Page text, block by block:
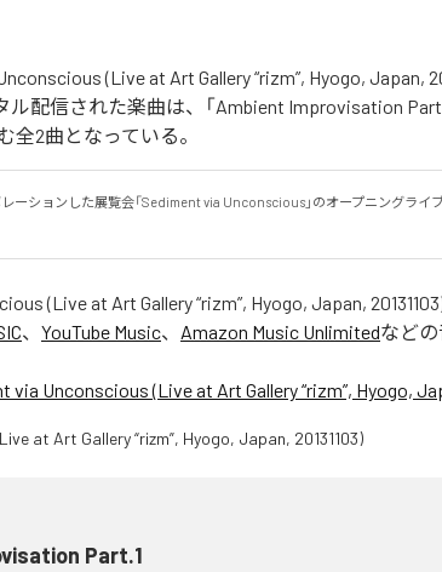
(Live at Art Gallery “rizm”, Hyogo, Japan,
配信された楽曲は、「Ambient Improvisation
全2曲となっている。
ーションした展覧会「Sediment via Unconscious」のオープニングライ
(Live at Art Gallery “rizm”, Hyogo, Japan,
、 YouTube Music、 Amazon Music Unlimitedなど
via Unconscious (Live at Art Gallery “rizm”, Hyogo,
Part.1